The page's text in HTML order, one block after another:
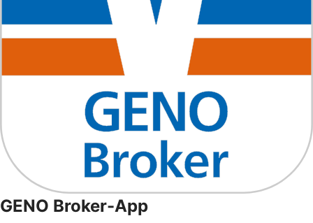
GENO Broker-App